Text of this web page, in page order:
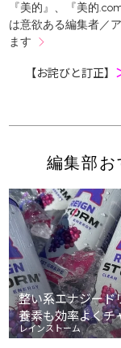
『美的』、『美的
は意欲ある編集者／
ます
【お詫びと訂正】
編集部お
整い系エナジード
養素も効率よくチ
レインストーム